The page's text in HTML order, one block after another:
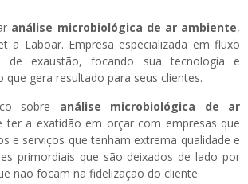
análise microbiológica de ar ambiente,
a Laboar. Empresa especializada em fluxo
de exaustão, focando sua tecnologia e
que gera resultado para seus clientes.
sobre análise microbiológica de ar
ter a exatidão em orçar com empresas que
e serviços que tenham extrema qualidade e
primordiais que são deixados de lado por
não focam na fidelização do cliente.